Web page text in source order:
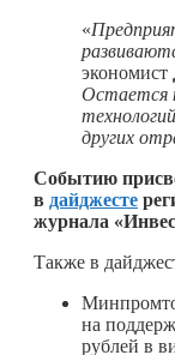
«
экономист
Остается
других
Событию
в дайджесте
журнала
Также в
на
рублей в